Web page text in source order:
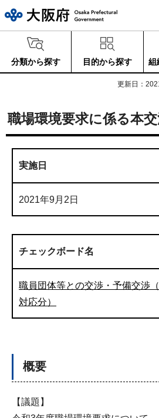
分類から探す 目的から探す 組
更新日：
職場環境要求に係る本
実施日
2021年9月2日
チェックボード名
職員団体等との交渉・予備交渉
対応分）
概要
【議題】